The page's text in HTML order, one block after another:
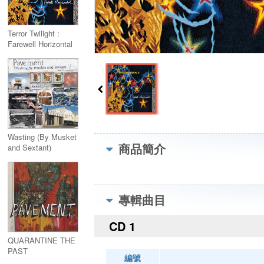
Terror Twilight :
Farewell Horizontal
Wasting (By Musket
and Sextant)
QUARANTINE THE
PAST
商品簡介
專輯曲目
CD 1
編號